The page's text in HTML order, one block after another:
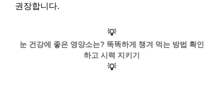
권장합니다.
💡
눈 건강에 좋은 영양소는? 똑똑하게 챙겨 먹는 방법 확인
하고 시력 지키기
💡